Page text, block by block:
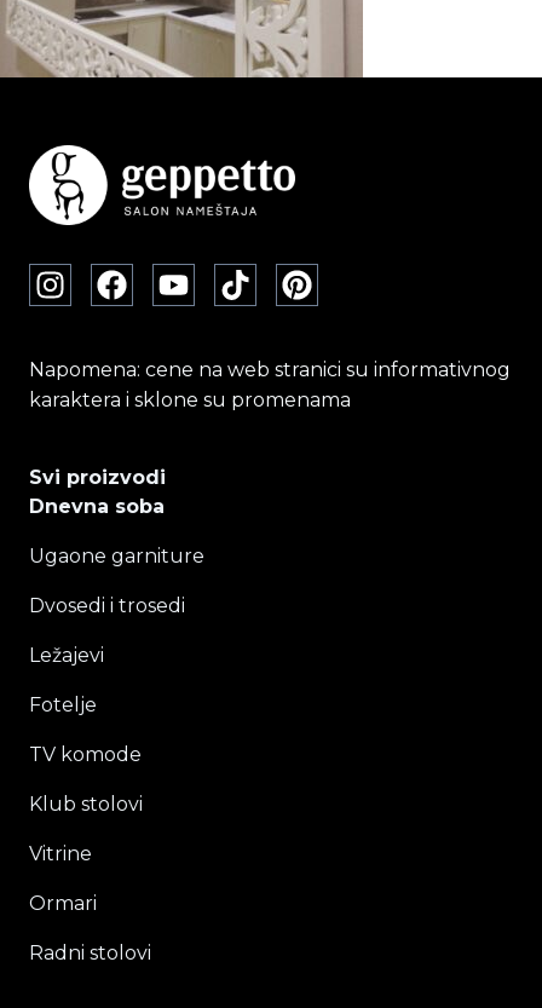
Napomena: cene na web stranici su informativnog
karaktera i sklone su promenama
Svi proizvodi
Dnevna soba
Ugaone garniture
Dvosedi i trosedi
Ležajevi
Fotelje
TV komode
Klub stolovi
Vitrine
Ormari
Radni stolovi